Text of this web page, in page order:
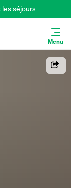
les séjours
Menu